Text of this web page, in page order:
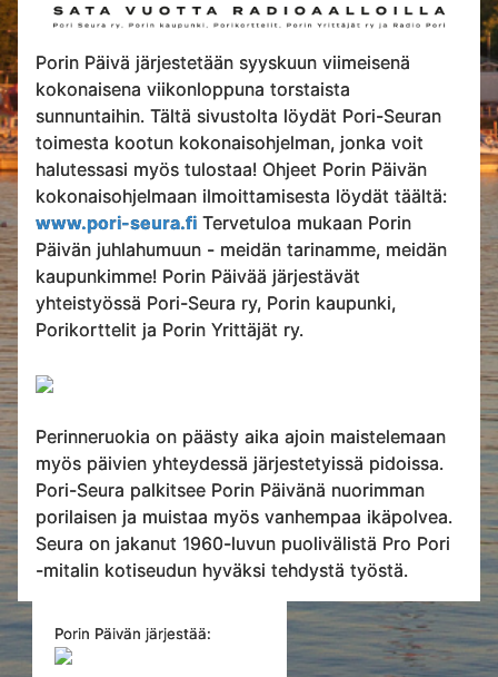
Porin Päivä järjestetään syyskuun viimeisenä
kokonaisena viikonloppuna torstaista
sunnuntaihin. Tältä sivustolta löydät Pori-Seuran
toimesta kootun kokonaisohjelman, jonka voit
halutessasi myös tulostaa! Ohjeet Porin Päivän
kokonaisohjelmaan ilmoittamisesta löydät täältä:
www.pori-seura.fi Tervetuloa mukaan Porin
Päivän juhlahumuun - meidän tarinamme, meidän
kaupunkimme! Porin Päivää järjestävät
yhteistyössä Pori-Seura ry, Porin kaupunki,
Porikorttelit ja Porin Yrittäjät ry.
Perinneruokia on päästy aika ajoin maistelemaan
myös päivien yhteydessä järjestetyissä pidoissa.
Pori-Seura palkitsee Porin Päivänä nuorimman
porilaisen ja muistaa myös vanhempaa ikäpolvea.
Seura on jakanut 1960-luvun puolivälistä Pro Pori
-mitalin kotiseudun hyväksi tehdystä työstä.
Porin Päivän järjestää: